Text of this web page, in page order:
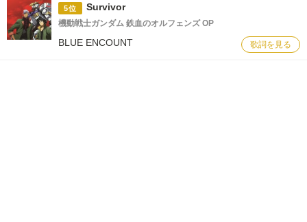
5位 Survivor
機動戦士ガンダム 鉄血のオルフェンズ OP
BLUE ENCOUNT 歌詞を見る